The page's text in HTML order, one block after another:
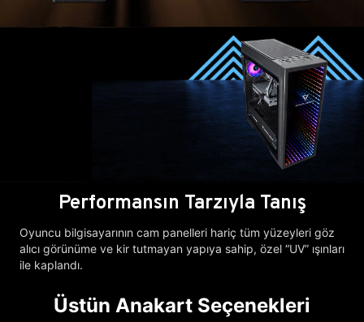
Performansın Tarzıyla Tanış
Oyuncu bilgisayarının cam panelleri hariç tüm yüzeyleri göz
alıcı görünüme ve kir tutmayan yapıya sahip, özel “UV” ışınları
ile kaplandı.
Üstün Anakart Seçenekleri